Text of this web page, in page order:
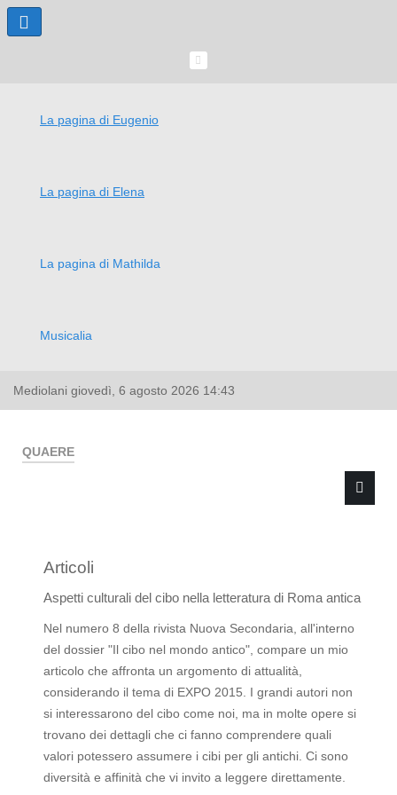
La pagina di Eugenio
La pagina di Elena
La pagina di Mathilda
Musicalia
Mediolani giovedì, 6 agosto 2026 14:43
QUAERE
Articoli
Aspetti culturali del cibo nella letteratura di Roma antica
Nel numero 8 della rivista Nuova Secondaria, all'interno
del dossier "Il cibo nel mondo antico", compare un mio
articolo che affronta un argomento di attualità,
considerando il tema di EXPO 2015. I grandi autori non
si interessarono del cibo come noi, ma in molte opere si
trovano dei dettagli che ci fanno comprendere quali
valori potessero assumere i cibi per gli antichi. Ci sono
diversità e affinità che vi invito a leggere direttamente.